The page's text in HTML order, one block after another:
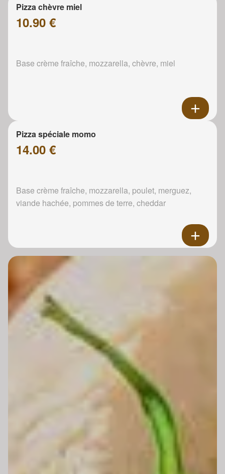
Pizza chèvre miel
10.90 €
Base crème fraîche, mozzarella, chèvre, miel
Pizza spéciale momo
14.00 €
Base crème fraîche, mozzarella, poulet, merguez,
viande hachée, pommes de terre, cheddar